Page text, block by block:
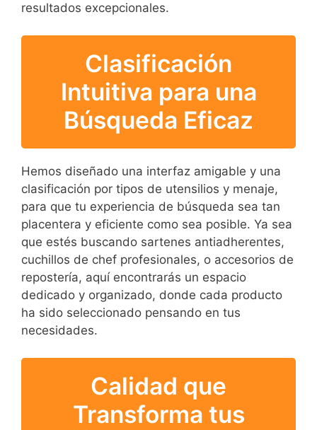
resultados excepcionales.
Clasificación
Intuitiva para una
Búsqueda Eficaz
Hemos diseñado una interfaz amigable y una
clasificación por tipos de utensilios y menaje,
para que tu experiencia de búsqueda sea tan
placentera y eficiente como sea posible. Ya sea
que estés buscando sartenes antiadherentes,
cuchillos de chef profesionales, o accesorios de
repostería, aquí encontrarás un espacio
dedicado y organizado, donde cada producto
ha sido seleccionado pensando en tus
necesidades.
Calidad que
Transforma tus